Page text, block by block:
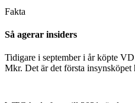
Fakta
Så agerar insiders
Tidigare i september i år köpte
Mkr. Det är det första insynsköpet